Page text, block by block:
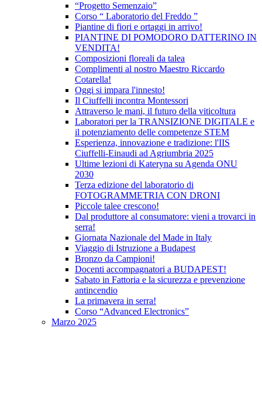
“Progetto Semenzaio”
Corso “ Laboratorio del Freddo ”
Piantine di fiori e ortaggi in arrivo!
PIANTINE DI POMODORO DATTERINO IN
VENDITA!
Composizioni floreali da talea
Complimenti al nostro Maestro Riccardo
Cotarella!
Oggi si impara l'innesto!
Il Ciuffelli incontra Montessori
Attraverso le mani, il futuro della viticoltura
Laboratori per la TRANSIZIONE DIGITALE e
il potenziamento delle competenze STEM
Esperienza, innovazione e tradizione: l'IIS
Ciuffelli-Einaudi ad Agriumbria 2025
Ultime lezioni di Kateryna su Agenda ONU
2030
Terza edizione del laboratorio di
FOTOGRAMMETRIA CON DRONI
Piccole talee crescono!
Dal produttore al consumatore: vieni a trovarci in
serra!
Giornata Nazionale del Made in Italy
Viaggio di Istruzione a Budapest
Bronzo da Campioni!
Docenti accompagnatori a BUDAPEST!
Sabato in Fattoria e la sicurezza e prevenzione
antincendio
La primavera in serra!
Corso “Advanced Electronics”
Marzo 2025